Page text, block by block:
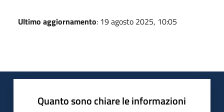
Ultimo aggiornamento: 19 agosto 2025, 10:05
Quanto sono chiare le informazioni